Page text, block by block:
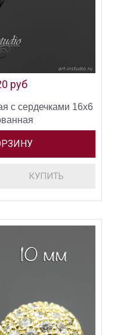
руб
с сердечками 16х6
КУПИТЬ